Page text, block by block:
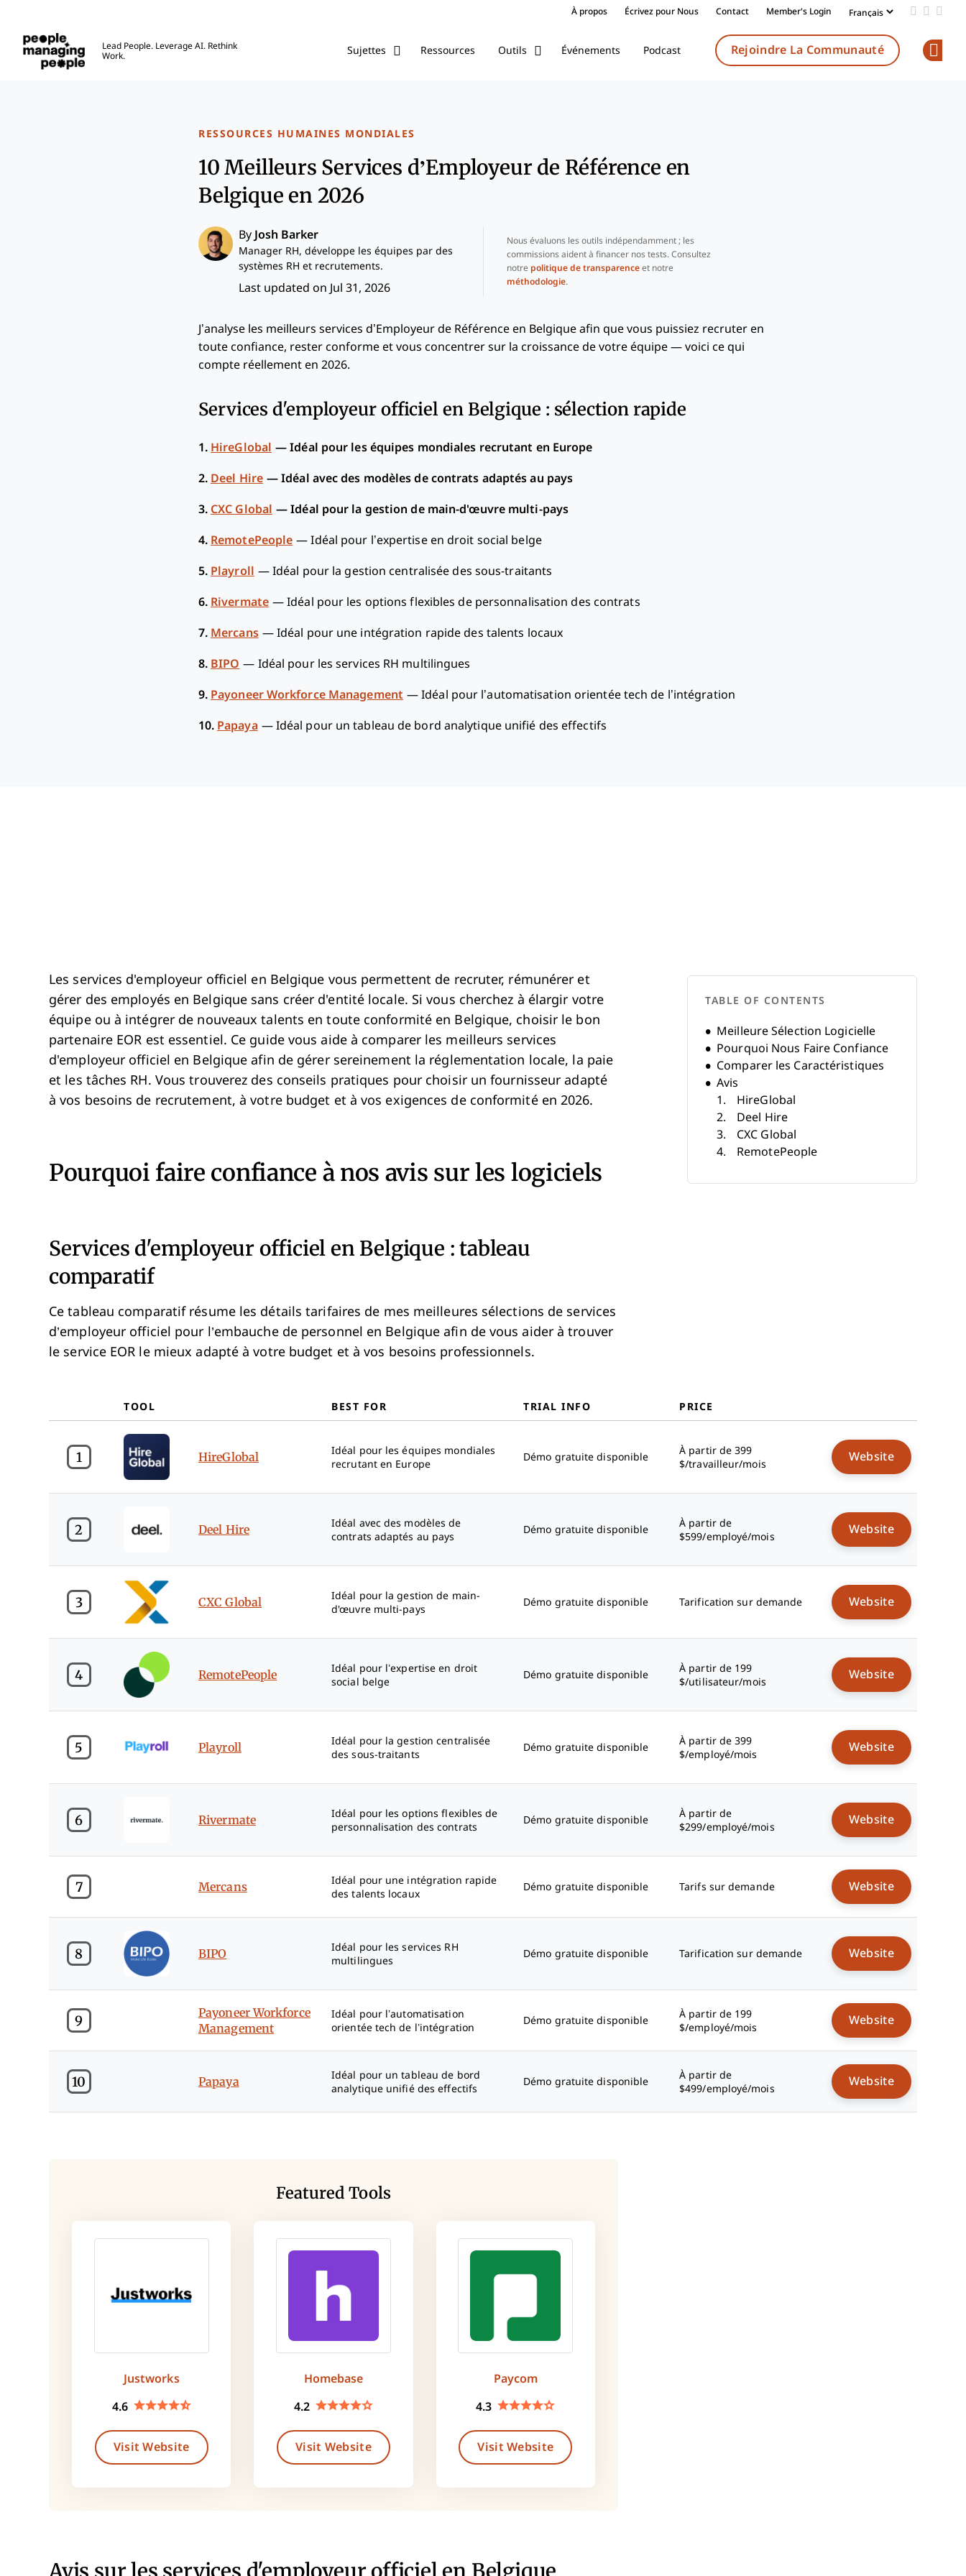
À propos Écrivez pour Nous Contact Member's Login Add us
Follow
Lead People. Leverage AI. Rethink
Work.
Sujettes Ressources Outils Événements Podcast Rejoindre La Communauté
RESSOURCES HUMAINES MONDIALES
10 Meilleurs Services d’Employeur de Référence en
Belgique en 2026
By Josh Barker
Manager RH, développe les équipes par des
systèmes RH et recrutements.
Last updated on Jul 31, 2026
Nous évaluons les outils indépendamment ; les
commissions aident à financer nos tests. Consultez
notre politique de transparenceet notre
méthodologie.
J’analyse les meilleurs services d’Employeur de Référence en Belgique afin que vous puissiez recruter en
toute confiance, rester conforme et vous concentrer sur la croissance de votre équipe — voici ce qui
compte réellement en 2026.
Services d'employeur officiel en Belgique : sélection rapide
1. HireGlobal —Idéal pour les équipes mondiales recrutant en Europe
2. Deel Hire —Idéal avec des modèles de contrats adaptés au pays
3. CXC Global —Idéal pour la gestion de main-d'œuvre multi-pays
4. RemotePeople —Idéal pour l’expertise en droit social belge
5. Playroll —Idéal pour la gestion centralisée des sous-traitants
6. Rivermate —Idéal pour les options flexibles de personnalisation des contrats
7. Mercans — Idéal pour une intégration rapide des talents locaux
8. BIPO — Idéal pour les services RH multilingues
9. Payoneer Workforce Management —Idéal pour l’automatisation orientée tech de l’intégration
10. Papaya — Idéal pour un tableau de bord analytique unifié des effectifs
Les services d'employeur officiel en Belgique vous permettent de recruter, rémunérer et
gérer des employés en Belgique sans créer d'entité locale. Si vous cherchez à élargir votre
équipe ou à intégrer de nouveaux talents en toute conformité en Belgique, choisir le bon
partenaire EOR est essentiel. Ce guide vous aide à comparer les meilleurs services
d'employeur officiel en Belgique afin de gérer sereinement la réglementation locale, la paie
et les tâches RH. Vous trouverez des conseils pratiques pour choisir un fournisseur adapté
à vos besoins de recrutement, à votre budget et à vos exigences de conformité en 2026.
Pourquoi faire confiance à nos avis sur les logiciels
Services d'employeur officiel en Belgique : tableau
comparatif
Ce tableau comparatif résume les détails tarifaires de mes meilleures sélections de services
d’employeur officiel pour l’embauche de personnel en Belgique afin de vous aider à trouver
le service EOR le mieux adapté à votre budget et à vos besoins professionnels.
TOOL BEST FOR TRIAL INFO PRICE
1 HireGlobal
Idéal pour les équipes mondiales
recrutant en Europe
Démo gratuite disponible
À partir de 399
$/travailleur/mois
Website
2 Deel Hire
Idéal avec des modèles de
contrats adaptés au pays
Démo gratuite disponible
À partir de
$599/employé/mois
Website
3 CXC Global
Idéal pour la gestion de main-
d'œuvre multi-pays
Démo gratuite disponible Tarification sur demande Website
4 RemotePeople
Idéal pour l’expertise en droit
social belge
Démo gratuite disponible
À partir de 199
$/utilisateur/mois
Website
5 Playroll
Idéal pour la gestion centralisée
des sous-traitants
Démo gratuite disponible
À partir de 399
$/employé/mois
Website
6 Rivermate
Idéal pour les options flexibles de
personnalisation des contrats
Démo gratuite disponible
À partir de
$299/employé/mois
Website
7 Mercans
Idéal pour une intégration rapide
des talents locaux
Démo gratuite disponible Tarifs sur demande Website
8 BIPO
Idéal pour les services RH
multilingues
Démo gratuite disponible Tarification sur demande Website
9
Payoneer Workforce
Management
Idéal pour l’automatisation
orientée tech de l’intégration
Démo gratuite disponible
À partir de 199
$/employé/mois
Website
10 Papaya
Idéal pour un tableau de bord
analytique unifié des effectifs
Démo gratuite disponible
À partir de
$499/employé/mois
Website
Featured Tools
Justworks
4.6
Visit Website
Homebase
4.2
Visit Website
Paycom
4.3
Visit Website
TABLE OF CONTENTS
Meilleure Sélection Logicielle
Pourquoi Nous Faire Confiance
Comparer les Caractéristiques
Avis
HireGlobal
Deel Hire
CXC Global
RemotePeople
Rivermate
Entité Juridique en Belgique
EOR vs Établissement Stable en
Recrutement en Belgique :
Aperçu Fiscal pour les
Employeurs en Belgique
Coût Total de l'Emploi en
Fonctionnalités